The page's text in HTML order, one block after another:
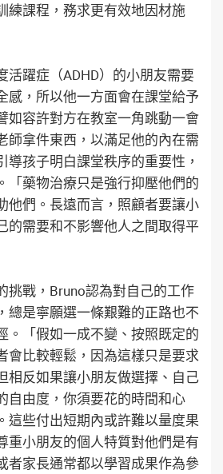
練課程，務求更有效地因材施
活躍症（ADHD）的小朋友需要
感，所以他一方面會在課堂給予
如容許對方在教室一角跳動一會
師拿件東西，以滿足他的內在需
導孩子明白課堂秩序的重要性，
「藥物治療只是強行抑壓他們的
他們。長遠而言，照顧者要讓小
的需要和不影響他人之間取得平
挑戰，Bruno認為對自己的工作
總是寧願選一條艱難的正路也不
。「假如一成不變、按照既定的
會比較輕鬆，因為這樣只是要求
相反如果讓小朋友做選擇、自己
自由度，你須要花的時間和心
這些付出短期內或許難以量度果
重小朋友的個人特質對他們是有
者家長通常都以學習成果作為參